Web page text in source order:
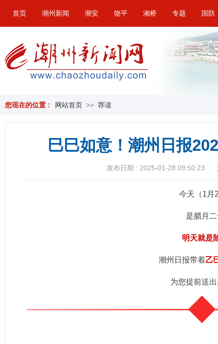
首页 潮州新闻 潮安 饶平 湘桥 专题 国防
您现在的位置 : 网站首页 >> 荐读
巳巳如意！潮州日报
发布日期 : 2025-01-28 09:50:23
今天（1月
是腊月
明天就是
潮州日报带着乙
为您提前送